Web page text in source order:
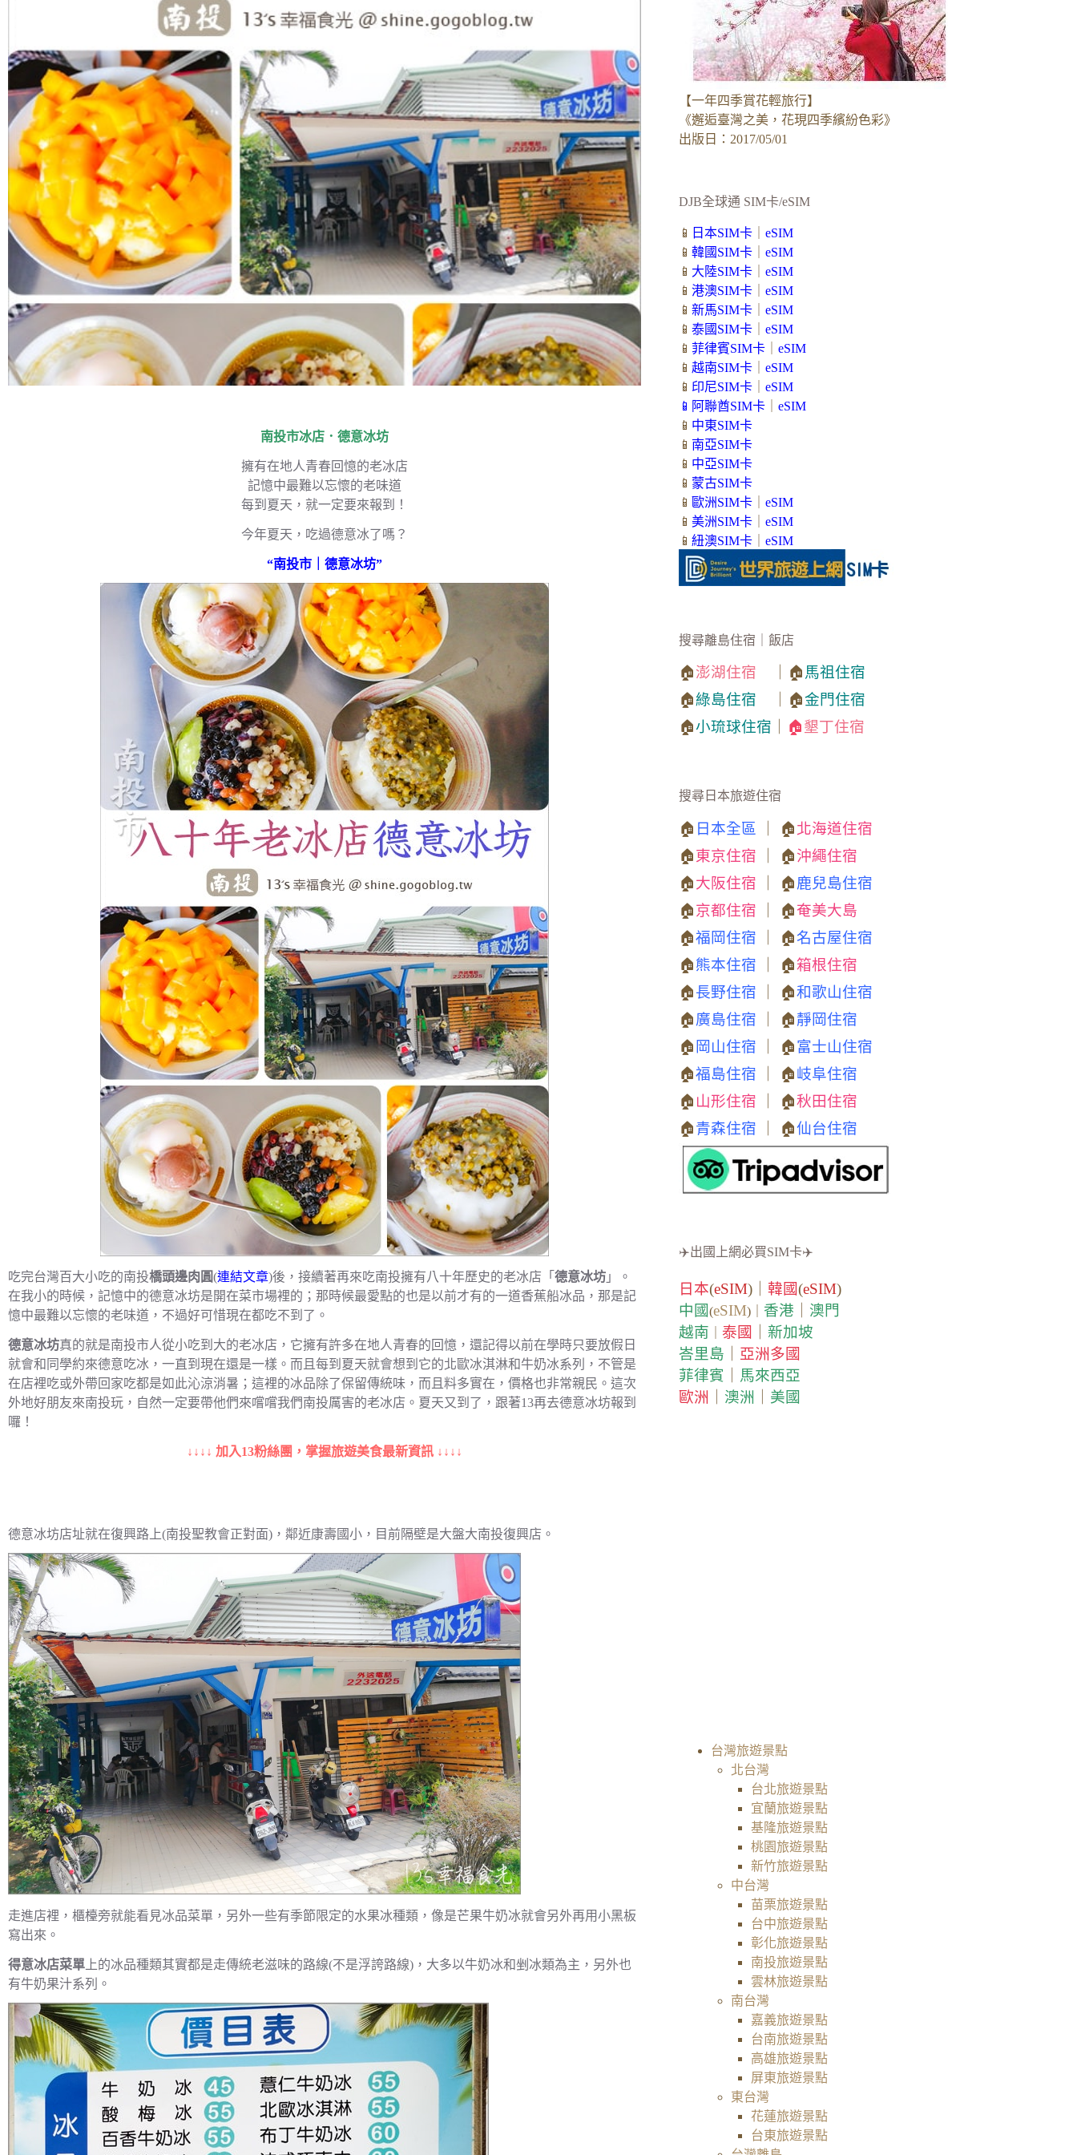
南投市冰店．德意冰坊
擁有在地人青春回憶的老冰店
記憶中最難以忘懷的老味道
每到夏天，就一定要來報到！
今年夏天，吃過德意冰了嗎？
“南投市｜德意冰坊”
吃完台灣百大小吃的南投橋頭邊肉圓(連結文章)後，接續著再來吃南投擁有八十年歷史的老冰店「 德意冰坊 」。
在我小的時候，記憶中的德意冰坊是開在菜市場裡的；那時候最愛點的也是以前才有的一道香蕉船冰品，那是記
憶中最難以忘懷的老味道，不過好可惜現在都吃不到了。
德意冰坊真的就是南投市人從小吃到大的老冰店，它擁有許多在地人青春的回憶，還記得以前在學時只要放假日
就會和同學約來德意吃冰，一直到現在還是一樣。而且每到夏天就會想到它的北歐冰淇淋和牛奶冰系列，不管是
在店裡吃或外帶回家吃都是如此沁涼消暑；這裡的冰品除了保留傳統味，而且料多實在，價格也非常親民。這次
外地好朋友來南投玩，自然一定要帶他們來嚐嚐我們南投厲害的老冰店。夏天又到了，跟著13再去德意冰坊報到
囉！
↓↓↓↓ 加入13粉絲團，掌握旅遊美食最新資訊 ↓↓↓↓
德意冰坊店址就在復興路上(南投聖教會正對面)，鄰近康壽國小，目前隔壁是大盤大南投復興店。
走進店裡，櫃檯旁就能看見冰品菜單，另外一些有季節限定的水果冰種類，像是芒果牛奶冰就會另外再用小黑板
寫出來。
得意冰店菜單 上的冰品種類其實都是走傳統老滋味的路線(不是浮誇路線)，大多以牛奶冰和剉冰類為主，另外也
有牛奶果汁系列。
【一年四季賞花輕旅行】
《邂逅臺灣之美，花現四季繽紛色彩》
出版日：2017/05/01
DJB全球通 SIM卡/eSIM
📱 日本SIM卡｜ eSIM
📱 韓國SIM卡｜ eSIM
📱 大陸SIM卡｜ eSIM
📱 港澳SIM卡｜ eSIM
📱 新馬SIM卡｜ eSIM
📱 泰國SIM卡｜ eSIM
📱 菲律賓SIM卡｜ eSIM
📱 越南SIM卡｜ eSIM
📱 印尼SIM卡｜ eSIM
📱 阿聯酋SIM卡｜ eSIM
📱 中東SIM卡
📱 南亞SIM卡
📱 中亞SIM卡
📱 蒙古SIM卡
📱 歐洲SIM卡｜ eSIM
📱 美洲SIM卡｜ eSIM
📱 紐澳SIM卡｜ eSIM
搜尋離島住宿｜飯店
🏠澎湖住宿 ｜🏠馬祖住宿
🏠綠島住宿 ｜🏠金門住宿
🏠小琉球住宿 🏠墾丁住宿
搜尋日本旅遊住宿
🏠 日本全區 ｜ 🏠北海道住宿
🏠東京住宿 ｜ 🏠沖繩住宿
🏠大阪住宿 ｜ 🏠鹿兒島住宿
🏠京都住宿 ｜ 🏠奄美大島
🏠福岡住宿 ｜ 🏠名古屋住宿
🏠熊本住宿 ｜ 🏠箱根住宿
🏠長野住宿 ｜ 🏠和歌山住宿
🏠廣島住宿 ｜ 🏠靜岡住宿
🏠 岡山住宿 ｜ 🏠富士山住宿
🏠福島住宿 ｜ 🏠岐阜住宿
🏠 山形住宿 ｜ 🏠秋田住宿
🏠青森住宿 ｜ 🏠仙台住宿
✈️出國上網必買SIM卡✈️
日本(eSIM)｜ 韓國(eSIM)
中國(eSIM)｜ 香港
澳門
越南
泰國
新加坡
峇里島
亞洲多國
菲律賓
馬來西亞
歐洲
澳洲 美國
台灣旅遊景點
北台灣
台北旅遊景點
宜蘭旅遊景點
基隆旅遊景點
桃園旅遊景點
新竹旅遊景點
中台灣
苗栗旅遊景點
台中旅遊景點
彰化旅遊景點
南投旅遊景點
雲林旅遊景點
南台灣
嘉義旅遊景點
台南旅遊景點
高雄旅遊景點
屏東旅遊景點
東台灣
花蓮旅遊景點
台東旅遊景點